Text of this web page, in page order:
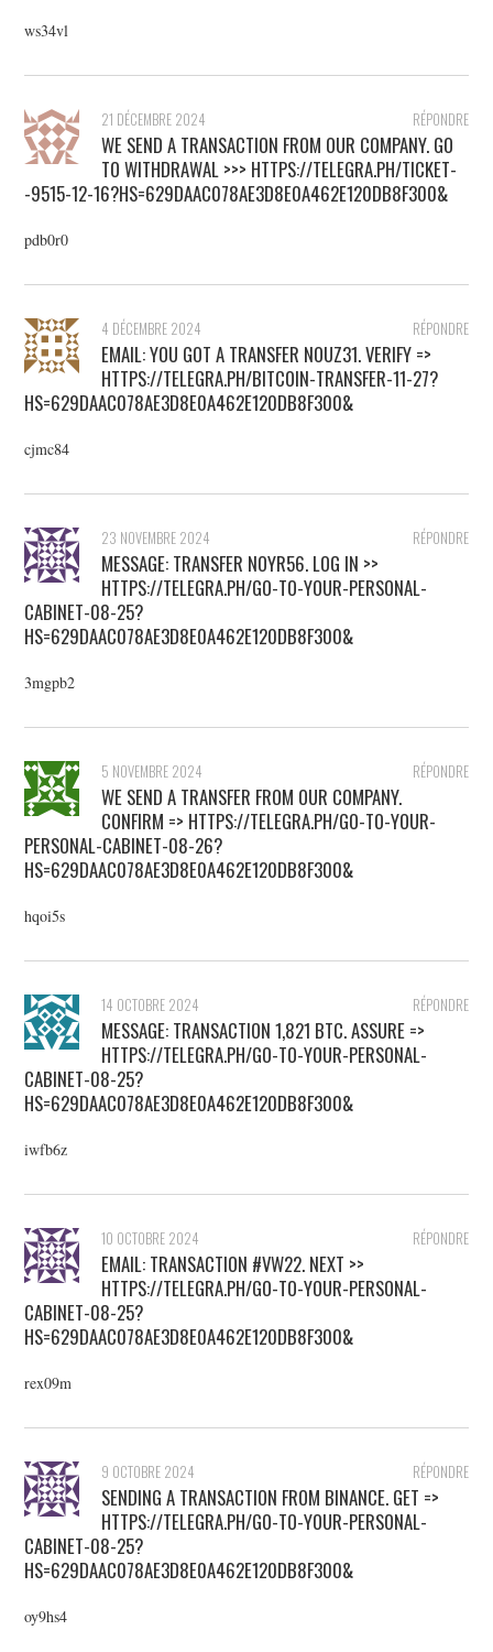
ws34vl
RÉPONDRE
21 DÉCEMBRE 2024
WE SEND A TRANSACTION FROM OUR COMPANY. GО
TО WITHDRАWАL >>> HTTPS://TELEGRA.PH/TICKET-
-9515-12-16?HS=629DAAC078AE3D8E0A462E120DB8F300&
pdb0r0
RÉPONDRE
4 DÉCEMBRE 2024
EMAIL: YOU GOT A TRANSFER NOUZ31. VERIFY =>
HTTPS://TELEGRA.PH/BITCOIN-TRANSFER-11-27?
HS=629DAAC078AE3D8E0A462E120DB8F300&
cjmc84
RÉPONDRE
23 NOVEMBRE 2024
MESSAGE: TRANSFER NOYR56. LOG IN >>
HTTPS://TELEGRA.PH/GO-TO-YOUR-PERSONAL-
CABINET-08-25?
HS=629DAAC078AE3D8E0A462E120DB8F300&
3mgpb2
RÉPONDRE
5 NOVEMBRE 2024
WE SEND A TRANSFER FROM OUR COMPANY.
CONFIRM => HTTPS://TELEGRA.PH/GO-TO-YOUR-
PERSONAL-CABINET-08-26?
HS=629DAAC078AE3D8E0A462E120DB8F300&
hqoi5s
RÉPONDRE
14 OCTOBRE 2024
MESSAGE: TRANSACTION 1,821 BTC. ASSURE =>
HTTPS://TELEGRA.PH/GO-TO-YOUR-PERSONAL-
CABINET-08-25?
HS=629DAAC078AE3D8E0A462E120DB8F300&
iwfb6z
RÉPONDRE
10 OCTOBRE 2024
EMAIL: TRANSACTION #VW22. NEXT >>
HTTPS://TELEGRA.PH/GO-TO-YOUR-PERSONAL-
CABINET-08-25?
HS=629DAAC078AE3D8E0A462E120DB8F300&
rex09m
RÉPONDRE
9 OCTOBRE 2024
SENDING A TRANSACTION FROM BINANCE. GET =>
HTTPS://TELEGRA.PH/GO-TO-YOUR-PERSONAL-
CABINET-08-25?
HS=629DAAC078AE3D8E0A462E120DB8F300&
oy9hs4